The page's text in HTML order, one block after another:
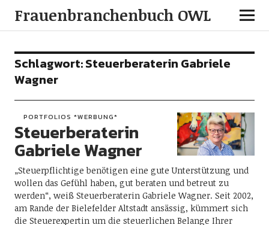
Frauenbranchenbuch OWL
Schlagwort:Steuerberaterin Gabriele
Wagner
PORTFOLIOS *WERBUNG*
Steuerberaterin
Gabriele Wagner
„Steuerpflichtige benötigen eine gute Unterstützung und
wollen das Gefühl haben, gut beraten und betreut zu
werden“, weiß Steuerberaterin Gabriele Wagner. Seit 2002,
am Rande der Bielefelder Altstadt ansässig, kümmert sich
die Steuerexpertin um die steuerlichen Belange Ihrer